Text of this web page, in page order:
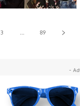
3 ... 89
-